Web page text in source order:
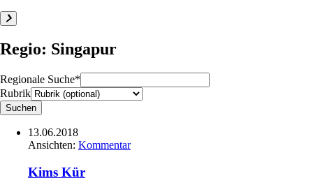
Regio: Singapur
Regionale Suche*
Rubrik
13.06.2018
Ansichten: Kommentar
Kims Kür